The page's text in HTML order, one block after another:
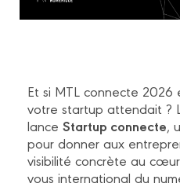
Et si MTL connecte
votre startup attendait ?
lance Startup connecte,
pour donner aux
visibilité concrète au
vous international du